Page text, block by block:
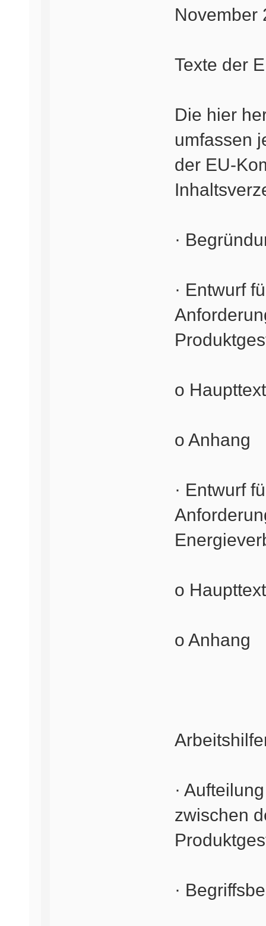
November
Texte der
Die hier
umfassen
der EU-
·
· Entwurf
o Haupttext
o Anhang
· Entwurf
o Haupttext
o Anhang
·
zwischen
·